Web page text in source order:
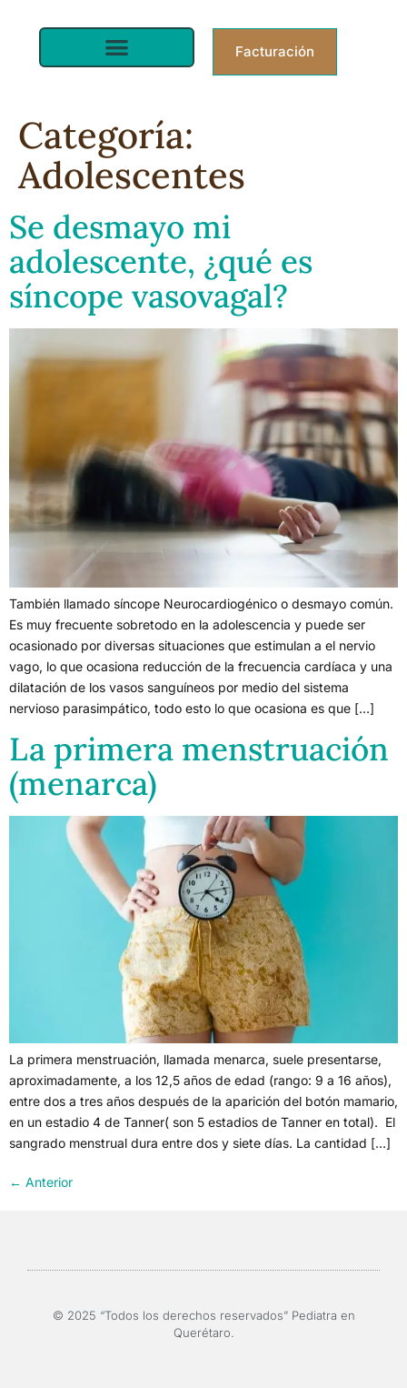
Facturación
Categoría:
Adolescentes
Se desmayo mi
adolescente, ¿qué es
síncope vasovagal?
También llamado síncope Neurocardiogénico o desmayo común.
Es muy frecuente sobretodo en la adolescencia y puede ser
ocasionado por diversas situaciones que estimulan a el nervio
vago, lo que ocasiona reducción de la frecuencia cardíaca y una
dilatación de los vasos sanguíneos por medio del sistema
nervioso parasimpático, todo esto lo que ocasiona es que […]
La primera menstruación
(menarca)
La primera menstruación, llamada menarca, suele presentarse,
aproximadamente, a los 12,5 años de edad (rango: 9 a 16 años),
entre dos a tres años después de la aparición del botón mamario,
en un estadio 4 de Tanner( son 5 estadios de Tanner en total). El
sangrado menstrual dura entre dos y siete días. La cantidad […]
← Anterior
© 2025 “Todos los derechos reservados” Pediatra en
Querétaro.